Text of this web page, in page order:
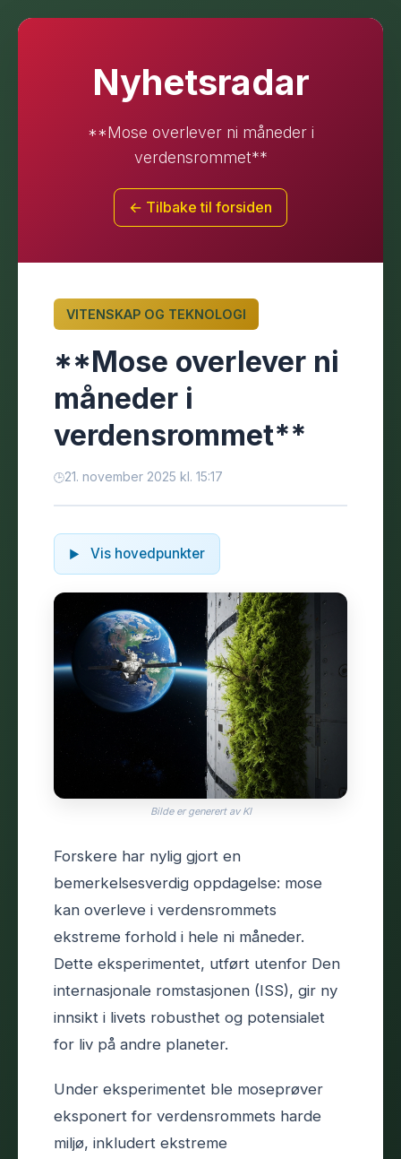
Nyhetsradar
**Mose overlever ni måneder i
verdensrommet**
← Tilbake til forsiden
VITENSKAP OG TEKNOLOGI
**Mose overlever ni
måneder i
verdensrommet**
21. november 2025 kl. 15:17
Vis hovedpunkter
Bilde er generert av KI
Forskere har nylig gjort en
bemerkelsesverdig oppdagelse: mose
kan overleve i verdensrommets
ekstreme forhold i hele ni måneder.
Dette eksperimentet, utført utenfor Den
internasjonale romstasjonen (ISS), gir ny
innsikt i livets robusthet og potensialet
for liv på andre planeter.
Under eksperimentet ble moseprøver
eksponert for verdensrommets harde
miljø, inkludert ekstreme